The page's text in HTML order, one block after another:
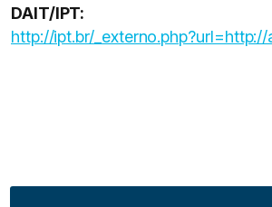
DAIT/IPT:
http://ipt.br/_externo.php?url=http://